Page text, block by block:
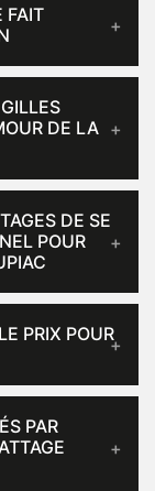
FAIT
DE LA
DE SE
POUR
PRIX POUR
PAR